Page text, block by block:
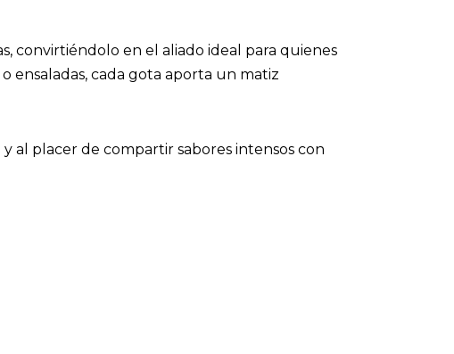
convirtiéndolo en el aliado ideal para quienes
ensaladas, cada gota aporta un matiz
al placer de compartir sabores intensos con